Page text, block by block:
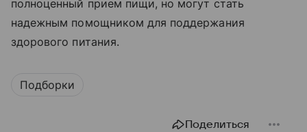
полноценный прием пищи, но могут стать
надежным помощником для поддержания
здорового питания.
Подборки
Поделиться